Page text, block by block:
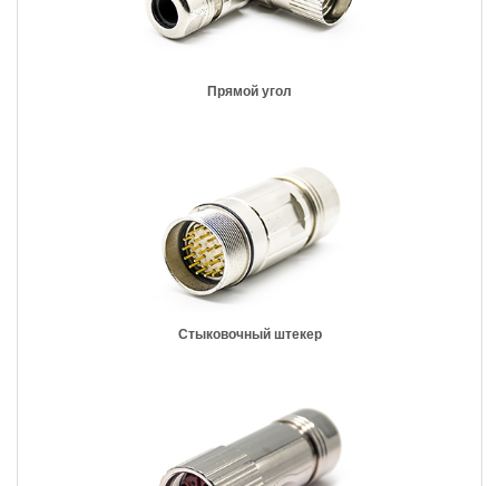
Прямой угол
Стыковочный штекер